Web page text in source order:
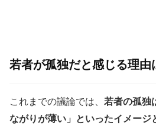
若者が孤独だと感じる理由
これまでの議論では、 若者の孤独
ながりが薄い」といったイメージ